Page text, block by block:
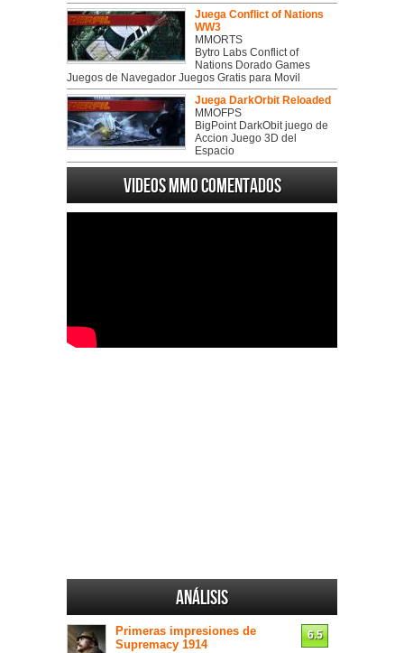
Juega Conflict of Nations
WW3
MMORTS
Bytro Labs Conflict of
Nations Dorado Games
Juegos de Navegador Juegos Gratis para Movil
Juega DarkOrbit Reloaded
MMOFPS
BigPoint DarkObit juego de
Accion Juego 3D del
Espacio
Videos MMO Comentados
Análisis
Primeras impresiones de
Supremacy 1914
6.5